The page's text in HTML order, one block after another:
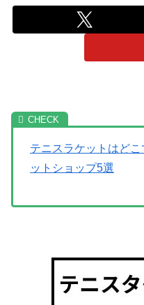
テニスラケットはど
ットショップ5選